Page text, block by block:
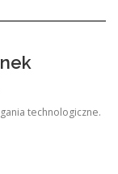
technologiczne.